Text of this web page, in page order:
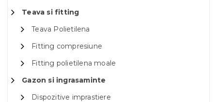
Teava si fitting
Teava Polietilena
Fitting compresiune
Fitting polietilena moale
Gazon si ingrasaminte
Dispozitive imprastiere